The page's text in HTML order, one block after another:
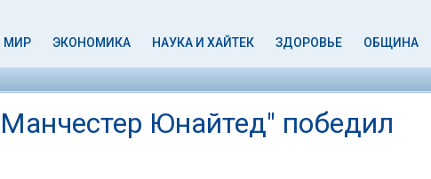
МИР ЭКОНОМИКА НАУКА И ХАЙТЕК ЗДОРОВЬЕ ОБЩИНА
Юнайтед" победил